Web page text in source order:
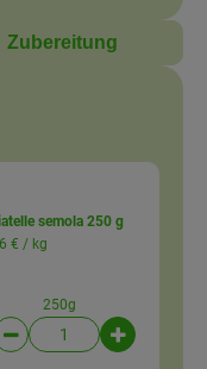
Zubereitung
semola 250 g
€ / kg
250g
Artikelanzahl